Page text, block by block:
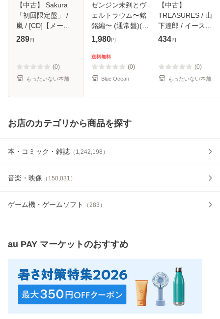
【中古】 Sakura
「初回限定盤」 /
嵐 / [CD]【メール
便送料無料】
289円
(0)
もったいない本舗
ゼンジン未到とヴ
ェルトラウム〜銘
銘編〜 (通常盤)(2
枚組) [DVD]
1,980円
送料無料
(0)
Blue Ocean
【中古】
TREASURES / 山
下達郎 / イースト
ウエスト・ジャパ
434円
(0)
もったいない本舗
お店のカテゴリから商品を探す
本・コミック・雑誌 （ 1,242,198 ）
音楽・映像 （ 150,031 ）
ゲーム機・ゲームソフト （283 ）
au PAY マーケットのおすすめ